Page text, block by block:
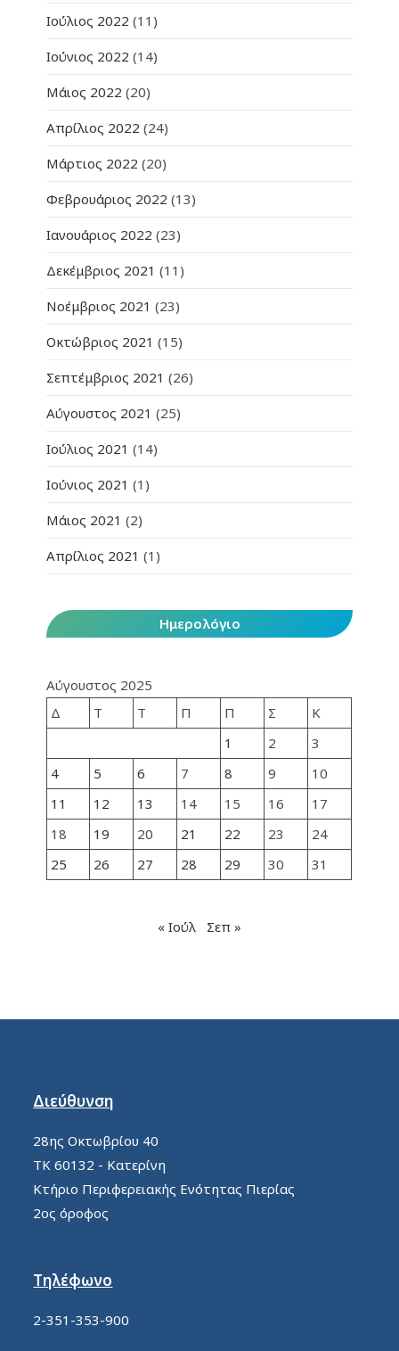
Ιούλιος 2022 (11)
Ιούνιος 2022 (14)
Μάιος 2022 (20)
Απρίλιος 2022 (24)
Μάρτιος 2022 (20)
Φεβρουάριος 2022 (13)
Ιανουάριος 2022 (23)
Δεκέμβριος 2021 (11)
Νοέμβριος 2021 (23)
Οκτώβριος 2021 (15)
Σεπτέμβριος 2021 (26)
Αύγουστος 2021 (25)
Ιούλιος 2021 (14)
Ιούνιος 2021 (1)
Μάιος 2021 (2)
Απρίλιος 2021 (1)
Ημερολόγιο
Αύγουστος 2025
Δ
Τ Τ Π Π Σ
Κ
1
2
3
4
5 6 7 8 9
10
11
12 13 14 15 16
17
18
19 20 21 22 23
24
25
26 27 28 29 30 31
« Ιούλ Σεπ »
Διεύθυνση
28ης Οκτωβρίου 40
ΤΚ 60132 - Κατερίνη
Κτήριο Περιφερειακής Ενότητας Πιερίας
2ος όροφος
Τηλέφωνο
2-351-353-900